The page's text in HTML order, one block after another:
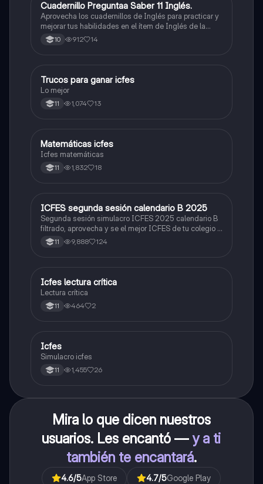
ICFES: Inglés
Cuadernillo Preguntaa Saber 11 Inglés.
Aprovecha los cuadernillos de Inglés para practicar y
mejorar tus habilidades en el ítem de Inglés de la
Prueba Saber 11. 🫡
10 912 14
Química
Trucos para ganar icfes
Lo mejor
11 1,074 13
ICFES: Matemáticas
Matemáticas icfes
Icfes matemáticas
11 1,832 18
ICFES: Lectura Crítica
ICFES segunda sesión calendario B 2025
Segunda sesión simulacro ICFES 2025 calendario B
filtrado, aprovecha y se el mejor ICFES de tu colegio y
poder ingresar a universidad, y estudiar aquella
carrera con la que tanto sueñas.
11 9,888 124
Lengua Castellana
Icfes lectura crítica
Lectura crítica
11 464 2
ICFES: Sociales y Ciudadanas
Icfes
Simulacro icfes
11 1,455 26
Mira lo que dicen nuestros
usuarios. Les encantó —y a ti
también te encantará.
4.6/5App Store 4.7/5Google Play